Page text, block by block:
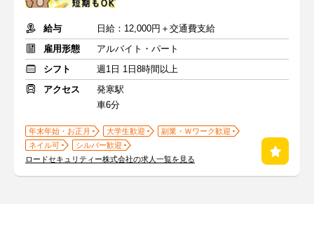
給与
日給：12,000円＋交通費支給
雇用形態
アルバイト・パート
シフト
週1日 1日8時間以上
アクセス
発寒駅
車6分
年末年始・お正月 大学生歓迎
副業・Ｗワーク歓迎
ネイル可
シルバー歓迎
ロードセキュリティー株式会社の求人一覧を見る